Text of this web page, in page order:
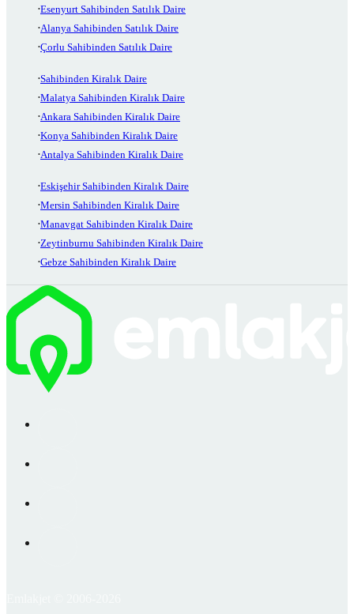
Esenyurt Sahibinden Satılık Daire
Alanya Sahibinden Satılık Daire
Çorlu Sahibinden Satılık Daire
Sahibinden Kiralık Daire
Malatya Sahibinden Kiralık Daire
Ankara Sahibinden Kiralık Daire
Konya Sahibinden Kiralık Daire
Antalya Sahibinden Kiralık Daire
Eskişehir Sahibinden Kiralık Daire
Mersin Sahibinden Kiralık Daire
Manavgat Sahibinden Kiralık Daire
Zeytinburnu Sahibinden Kiralık Daire
Gebze Sahibinden Kiralık Daire